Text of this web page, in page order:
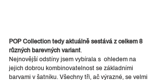
POP Collection tedy aktuálně sestává z celkem 8
různých barevných variant
Nejnovější odstíny jsem vybírala s  ohledem na
jejich dobrou kombinovatelnost se základními
barvami v šatníku. Všechny tři, ač výrazné, se velmi